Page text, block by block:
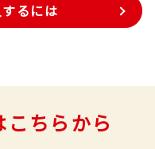
るには
ちらから